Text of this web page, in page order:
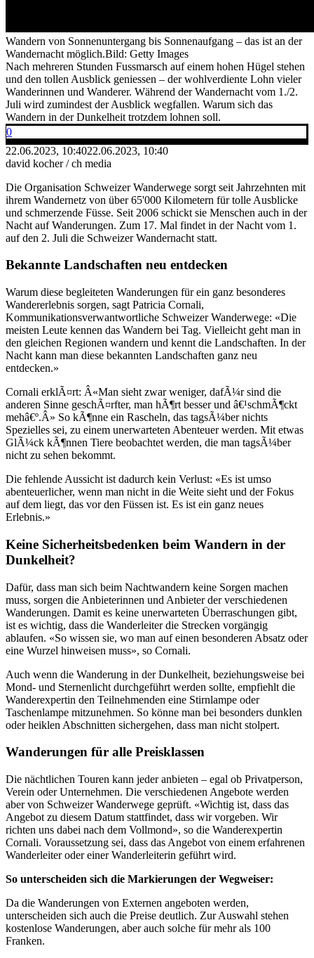
Wandern von Sonnenuntergang bis Sonnenaufgang – das ist an der
Wandernacht möglich.Bild: Getty Images
Nach mehreren Stunden Fussmarsch auf einem hohen Hügel stehen
und den tollen Ausblick geniessen – der wohlverdiente Lohn vieler
Wanderinnen und Wanderer. Während der Wandernacht vom 1./2.
Juli wird zumindest der Ausblick wegfallen. Warum sich das
Wandern in der Dunkelheit trotzdem lohnen soll.
0
22.06.2023, 10:4022.06.2023, 10:40
david kocher / ch media
Die Organisation Schweizer Wanderwege sorgt seit Jahrzehnten mit
ihrem Wandernetz von über 65'000 Kilometern für tolle Ausblicke
und schmerzende Füsse. Seit 2006 schickt sie Menschen auch in der
Nacht auf Wanderungen. Zum 17. Mal findet in der Nacht vom 1.
auf den 2. Juli die Schweizer Wandernacht statt.
Bekannte Landschaften neu entdecken
Warum diese begleiteten Wanderungen für ein ganz besonderes
Wandererlebnis sorgen, sagt Patricia Cornali,
Kommunikationsverwantwortliche Schweizer Wanderwege: «Die
meisten Leute kennen das Wandern bei Tag. Vielleicht geht man in
den gleichen Regionen wandern und kennt die Landschaften. In der
Nacht kann man diese bekannten Landschaften ganz neu
entdecken.»
Cornali erklÃ¤rt: Â«Man sieht zwar weniger, dafÃ¼r sind die
anderen Sinne geschÃ¤rfter, man hÃ¶rt besser und â€¹schmÃ¶ckt
mehâ€º.Â» So kÃ¶nne ein Rascheln, das tagsÃ¼ber nichts
Spezielles sei, zu einem unerwarteten Abenteuer werden. Mit etwas
GlÃ¼ck kÃ¶nnen Tiere beobachtet werden, die man tagsÃ¼ber
nicht zu sehen bekommt.
Die fehlende Aussicht ist dadurch kein Verlust: «Es ist umso
abenteuerlicher, wenn man nicht in die Weite sieht und der Fokus
auf dem liegt, das vor den Füssen ist. Es ist ein ganz neues
Erlebnis.»
Keine Sicherheitsbedenken beim Wandern in der
Dunkelheit?
Dafür, dass man sich beim Nachtwandern keine Sorgen machen
muss, sorgen die Anbieterinnen und Anbieter der verschiedenen
Wanderungen. Damit es keine unerwarteten Überraschungen gibt,
ist es wichtig, dass die Wanderleiter die Strecken vorgängig
ablaufen. «So wissen sie, wo man auf einen besonderen Absatz oder
eine Wurzel hinweisen muss», so Cornali.
Auch wenn die Wanderung in der Dunkelheit, beziehungsweise bei
Mond- und Sternenlicht durchgeführt werden sollte, empfiehlt die
Wanderexpertin den Teilnehmenden eine Stirnlampe oder
Taschenlampe mitzunehmen. So könne man bei besonders dunklen
oder heiklen Abschnitten sichergehen, dass man nicht stolpert.
Wanderungen für alle Preisklassen
Die nächtlichen Touren kann jeder anbieten – egal ob Privatperson,
Verein oder Unternehmen. Die verschiedenen Angebote werden
aber von Schweizer Wanderwege geprüft. «Wichtig ist, dass das
Angebot zu diesem Datum stattfindet, dass wir vorgeben. Wir
richten uns dabei nach dem Vollmond», so die Wanderexpertin
Cornali. Voraussetzung sei, dass das Angebot von einem erfahrenen
Wanderleiter oder einer Wanderleiterin geführt wird.
So unterscheiden sich die Markierungen der Wegweiser:
Da die Wanderungen von Externen angeboten werden,
unterscheiden sich auch die Preise deutlich. Zur Auswahl stehen
kostenlose Wanderungen, aber auch solche für mehr als 100
Franken.